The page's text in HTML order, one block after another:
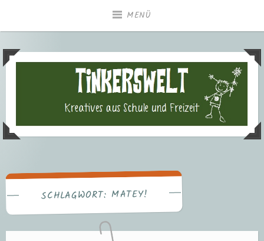
MENÜ
Tinkerswelt – Kreatives aus
Freizeit und Schule
SCHLAGWORT: MATEY!